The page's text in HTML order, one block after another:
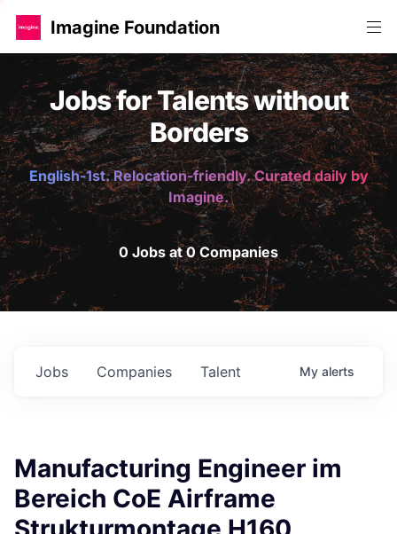
Imagine Foundation
Jobs for Talents without
Borders
English-1st. Relocation-friendly. Curated daily by
Imagine.
0 Jobs at 0 Companies
Jobs Companies Talent My alerts
Manufacturing Engineer im
Bereich CoE Airframe